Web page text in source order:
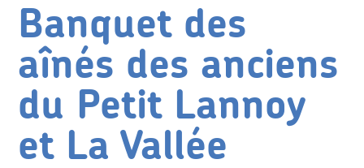
Banquet des
aînés des anciens
du Petit Lannoy
et La Vallée